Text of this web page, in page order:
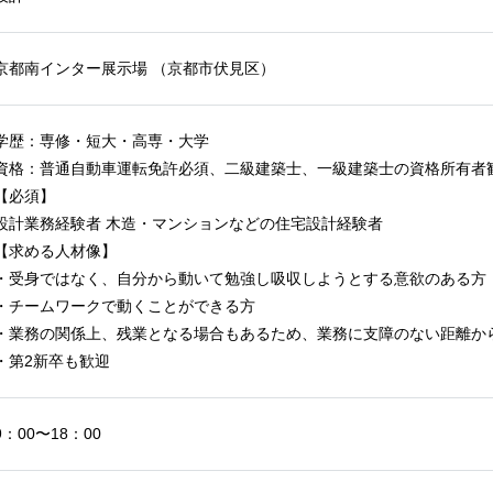
都南インター展示場 （京都市伏見区）
歴：専修・短大・高専・大学
格：普通自動車運転免許必須、二級建築士、一級建築士の資格所有者
必須】
計業務経験者 木造・マンションなどの住宅設計経験者
求める人材像】
受身ではなく、自分から動いて勉強し吸収しようとする意欲のある方
チームワークで動くことができる方
業務の関係上、残業となる場合もあるため、業務に支障のない距離か
第2新卒も歓迎
00〜18：00